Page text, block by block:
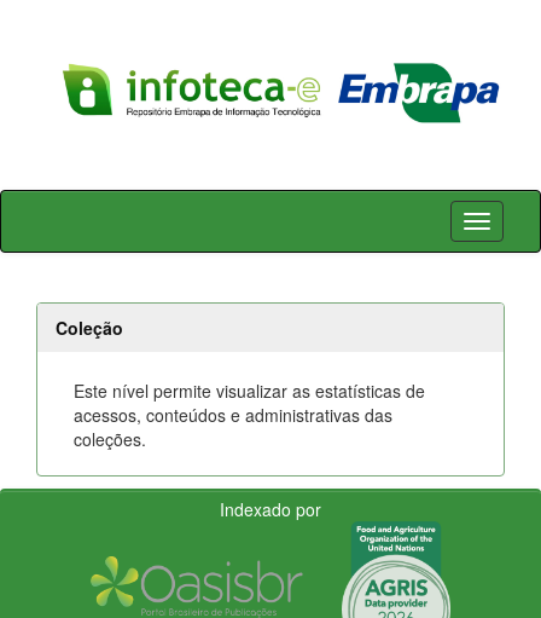
Skip
Coleção
Este nível permite visualizar as estatísticas de
acessos, conteúdos e administrativas das
coleções.
Indexado por